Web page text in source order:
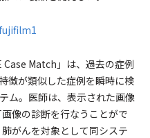
Case Match」は、過去の症例
徴が類似した症例を瞬時に検
ム。医師は、表示された画像
像の診断を行なうことがで
がんを対象として同システ